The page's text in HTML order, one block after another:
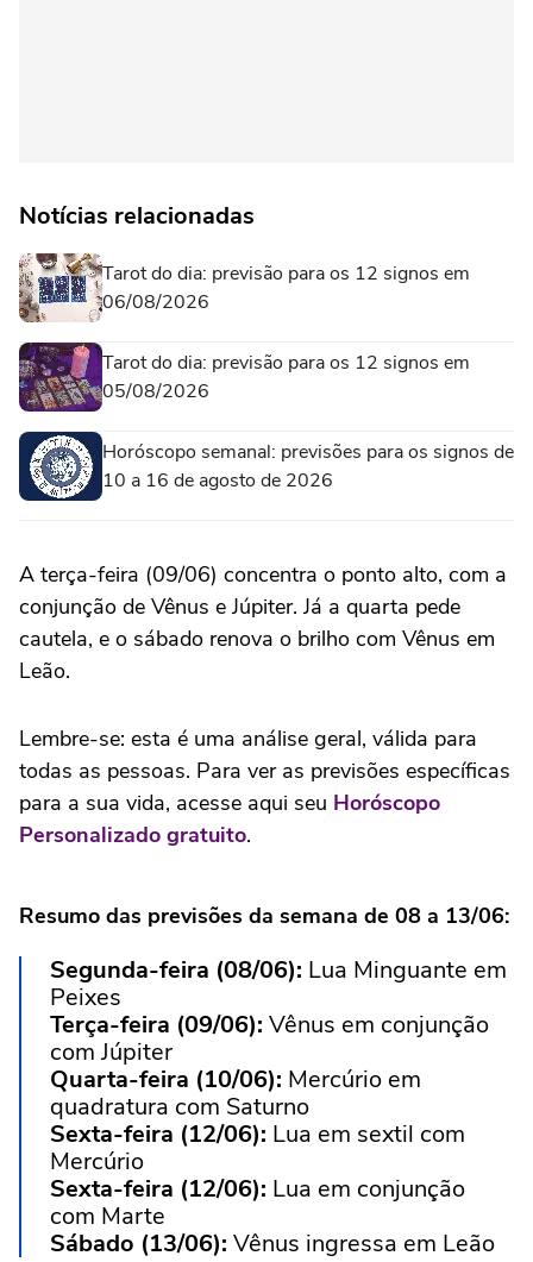
Notícias relacionadas
Tarot do dia: previsão para os 12 signos em
06/08/2026
Tarot do dia: previsão para os 12 signos em
05/08/2026
Horóscopo semanal: previsões para os signos de
10 a 16 de agosto de 2026
A terça-feira (09/06) concentra o ponto alto, com a
conjunção de Vênus e Júpiter. Já a quarta pede
cautela, e o sábado renova o brilho com Vênus em
Leão.
Lembre-se: esta é uma análise geral, válida para
todas as pessoas. Para ver as previsões específicas
para a sua vida, acesse aqui seu Horóscopo
Personalizado gratuito.
Resumo das previsões da semana de 08 a 13/06:
Segunda-feira (08/06): Lua Minguante em
Peixes
Terça-feira (09/06): Vênus em conjunção
com Júpiter
Quarta-feira (10/06): Mercúrio em
quadratura com Saturno
Sexta-feira (12/06): Lua em sextil com
Mercúrio
Sexta-feira (12/06): Lua em conjunção
com Marte
Sábado (13/06): Vênus ingressa em Leão